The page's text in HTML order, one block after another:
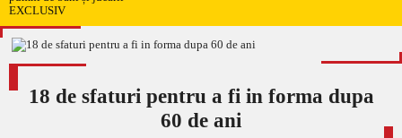
EXCLUSIV
18 de sfaturi pentru a fi in forma dupa
60 de ani